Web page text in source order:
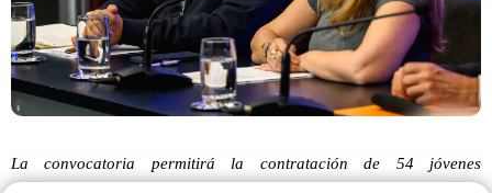
La convocatoria permitirá la contratación de 54 jóvenes